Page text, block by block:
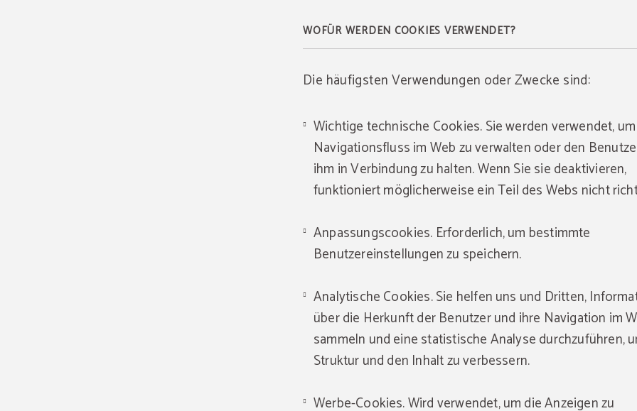
WOFÜR WERDEN COOKIES VERWENDET?
Die häufigsten Verwendungen oder Zwecke sind:
Wichtige technische Cookies. Sie werden verwendet,
Navigationsfluss im Web zu verwalten oder den
ihm in Verbindung zu halten. Wenn Sie sie deaktivieren,
funktioniert möglicherweise ein Teil des Webs nicht
Anpassungscookies. Erforderlich, um bestimmte
Benutzereinstellungen zu speichern.
Analytische Cookies. Sie helfen uns und Dritten,
über die Herkunft der Benutzer und ihre Navigation im
sammeln und eine statistische Analyse durchzuführen,
Struktur und den Inhalt zu verbessern.
Werbe-Cookies. Wird verwendet, um die Anzeigen zu